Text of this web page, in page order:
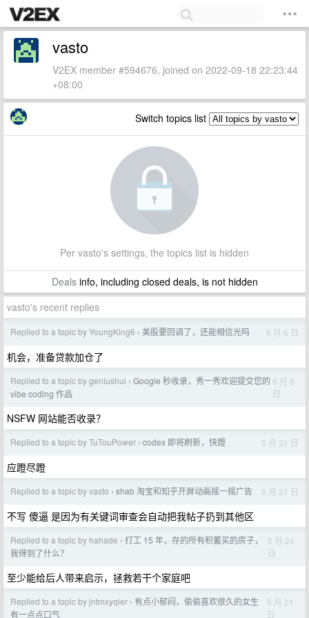
vasto
V2EX member #594676, joined on 2022-09-18 22:23:44
+08:00
Switch topics list
Per vasto's settings, the topics list is hidden
Dealsinfo, including closed deals, is not hidden
vasto's recent replies
Replied to a topic by YoungKing6 › 美股要回调了，还能相信光吗 6 月 6 日
机会，准备贷款加仓了
Replied to a topic by geniushui › Google 秒收录，秀一秀欢迎提交您的
vibe coding 作品
6 月 6
日
NSFW 网站能否收录？
Replied to a topic by TuTouPower › codex 即将刷新，快蹬 5 月 31 日
应蹬尽蹬
Replied to a topic by vasto › shab 淘宝和知乎开屏动画摇一摇广告 5 月 31 日
不写 傻逼 是因为有关键词审查会自动把我帖子扔到其他区
Replied to a topic by hahade › 打工 15 年，存的所有积蓄买的房子，
我得到了什么？
5 月 24
日
至少能给后人带来启示，拯救若干个家庭吧
Replied to a topic by jntmxyqier › 有点小郁闷，偷偷喜欢很久的女生
有一点点口气
5 月 21
日